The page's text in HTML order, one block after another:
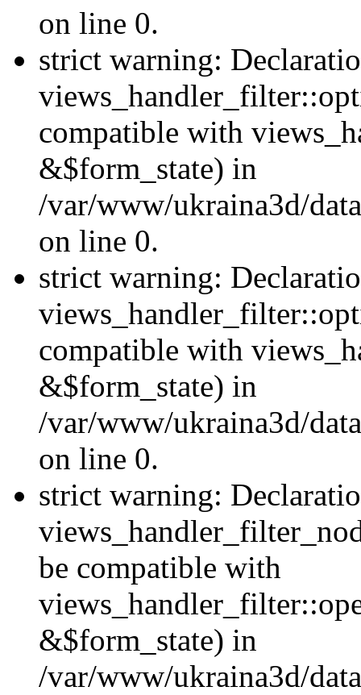
on line 0.
strict warning:
compatible with
&$form_state) in
/var/www/ukraina3d/
on line 0.
strict warning:
compatible with
&$form_state) in
/var/www/ukraina3d/
on line 0.
strict warning:
be compatible with
&$form_state) in
/var/www/ukraina3d/